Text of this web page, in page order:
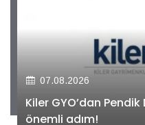
07.08.2026
Kiler GYO’dan
önemli adım!